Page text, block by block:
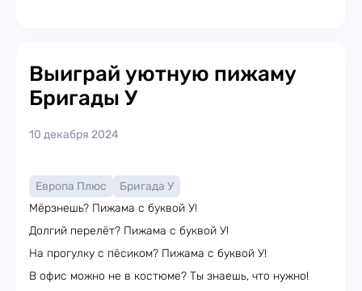
Выиграй уютную пижаму
Бригады У
10 декабря 2024
Европа Плюс
Бригада У
Мёрзнешь? Пижама с буквой У!
Долгий перелёт? Пижама с буквой У!
На прогулку с пёсиком? Пижама с буквой У!
В офис можно не в костюме? Ты знаешь, что нужно!